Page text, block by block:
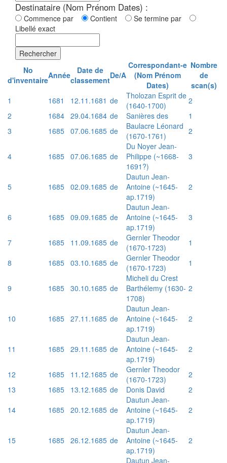
Destinataire (Nom Prénom Dates) :
Commence par Contient
Se termine par
Libellé exact
Rechercher
No
d'inventaireAnnée
Date de
classementDe/A
Correspondant-e
(Nom Prénom
Dates)
Nombre
de
scan(s)
1
1681 12.11.1681 de
Tholozan Esprit de
(1640-1700)
2
2
1684 29.04.1684 de Sanières des
1
3
1685 07.06.1685 de
Baulacre Léonard
(1670-1761)
2
4 1685 07.06.1685 de
Du Noyer Jean-
Philippe (~1668-
1691?)
3
5 1685 02.09.1685 de
Dautun Jean-
Antoine (~1645-
ap.1719)
2
6 1685 09.09.1685 de
Dautun Jean-
Antoine (~1645-
ap.1719)
3
7 1685 11.09.1685 de
Gernler Theodor
(1670-1723)
1
8
1685 03.10.1685 de
Gernler Theodor
(1670-1723)
1
9 1685 30.10.1685 de
Micheli du Crest
Barthélemy (1630-
1708)
2
10 1685 27.11.1685 de
Dautun Jean-
Antoine (~1645-
ap.1719)
2
11 1685 29.11.1685 de
Dautun Jean-
Antoine (~1645-
ap.1719)
2
12 1685 11.12.1685 de
Gernler Theodor
(1670-1723)
2
13
1685 13.12.1685 de Donis David
2
14
1685 20.12.1685 de
Dautun Jean-
Antoine (~1645-
ap.1719)
2
15 1685 26.12.1685 de
Dautun Jean-
Antoine (~1645-
ap.1719)
2
Dautun Jean-